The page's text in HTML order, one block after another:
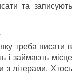
та записують
треба писати в
і займають місце
з літерами. Хтось